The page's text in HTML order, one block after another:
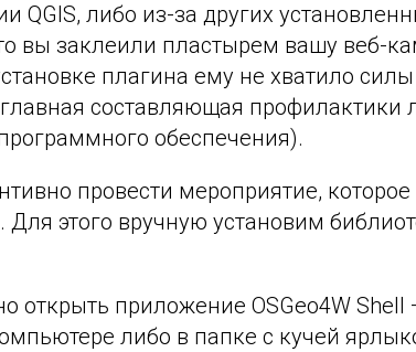
QGIS, либо из-за других
вы заклеили пластырем вашу веб-
плагина ему не хватило
составляющая профилактики
обеспечения).
провести мероприятие, которое
Для этого вручную установим
открыть приложение OSGeo4W Shell
либо в папке с кучей